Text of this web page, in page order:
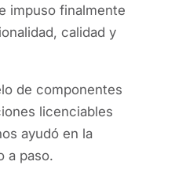
impuso finalmente
calidad y
de componentes
licenciables
ayudó en la
a paso.